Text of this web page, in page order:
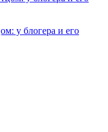
у блогера и его